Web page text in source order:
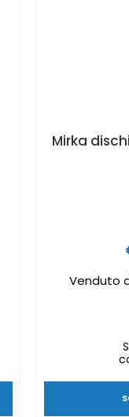
Venduto